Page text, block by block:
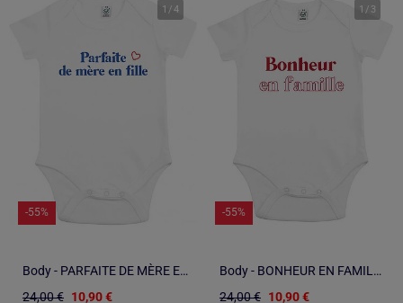
1 /4
-55%
Body - PARFAITE DE MÈRE EN FILLE WAF
24,00 € 10,90 €
1 / 3
-55%
Body - BONHEUR EN FAMILLE
24,00 € 10,90 €